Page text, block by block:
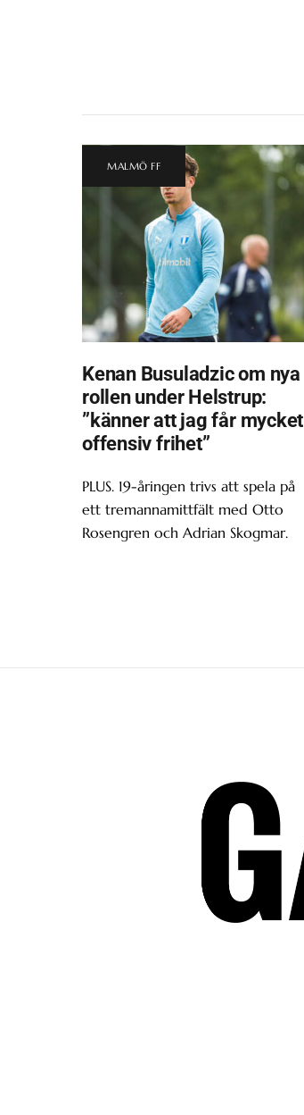
MALMÖ FF
Kenan Busuladzic om nya
rollen under Helstrup:
”känner att jag får mycket
offensiv frihet”
PLUS. 19-åringen trivs att spela på
ett tremannamittfält med Otto
Rosengren och Adrian Skogmar.